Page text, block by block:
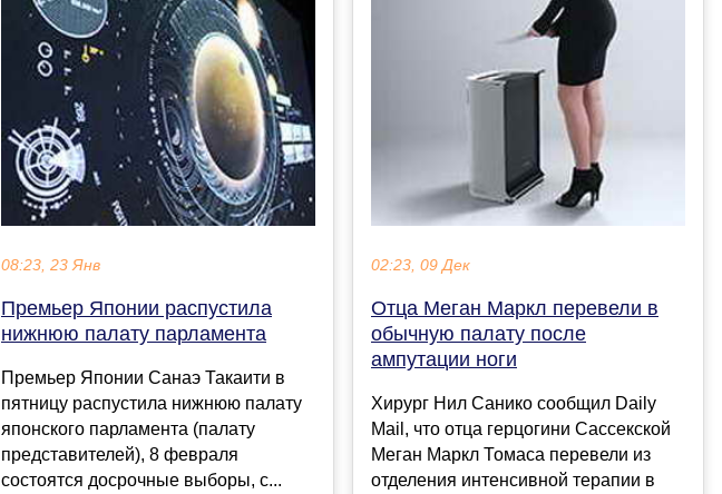
08:23, 23 Янв
Премьер Японии распустила
нижнюю палату парламента
Премьер Японии Санаэ Такаити в
пятницу распустила нижнюю палату
японского парламента (палату
представителей), 8 февраля
состоятся досрочные выборы, с...
02:23, 09 Дек
Отца Меган Маркл перевели в
обычную палату после
ампутации ноги
Хирург Нил Санико сообщил Daily
Mail, что отца герцогини Сассекской
Меган Маркл Томаса перевели из
отделения интенсивной терапии в